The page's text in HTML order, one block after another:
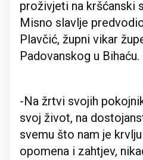
proživjeti na kršćanski
Misno slavlje
Plavčić, župni vikar
Padovanskog u Bihaću.
-Na žrtvi svojih
svoj život, na
svemu što nam je
opomena i zahtjev,